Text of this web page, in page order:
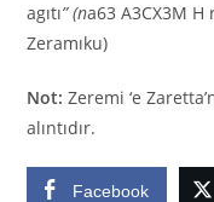
agıtı” (na63 A3CX3M
Zeramıku)
Not: Zeremi ‘e
alıntıdır.
Facebook